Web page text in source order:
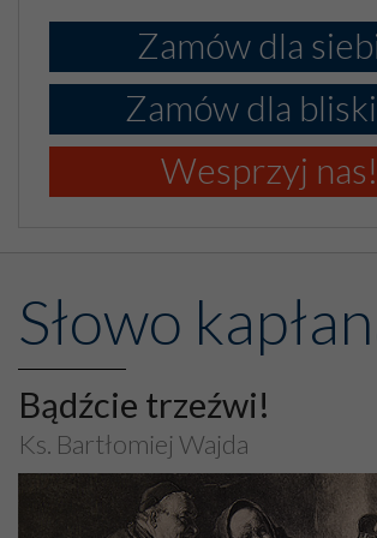
Zamów dla
Zamów dla
Wesprzyj nas!
Słowo
Bądźcie trzeźwi!
Ks. Bartłomiej Wajda